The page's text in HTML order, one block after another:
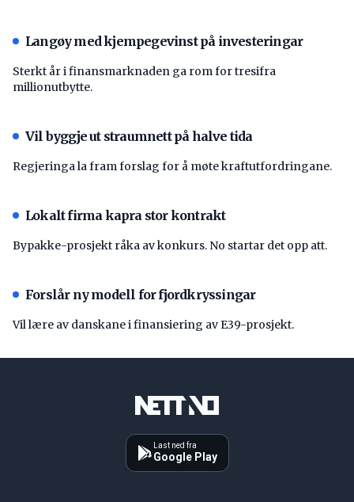
Langøy med kjempegevinst på investeringar
Sterkt år i finansmarknaden ga rom for tresifra
millionutbytte.
Vil byggje ut straumnett på halve tida
Regjeringa la fram forslag for å møte kraftutfordringane.
Lokalt firma kapra stor kontrakt
Bypakke-prosjekt råka av konkurs. No startar det opp att.
Forslår ny modell for fjordkryssingar
Vil lære av danskane i finansiering av E39-prosjekt.
Last ned fra
Google Play